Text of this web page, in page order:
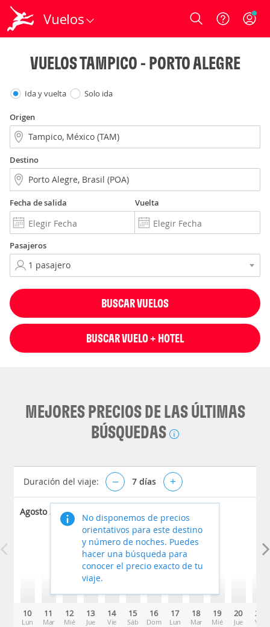
Vuelos Login
VUELOS TAMPICO - PORTO ALEGRE
Ida y vuelta Solo ida
Origen
Destino
Fecha de salida Vuelta
Pasajeros
BUSCAR VUELOS
BUSCAR VUELO + HOTEL
MEJORES PRECIOS DE LAS ÚLTIMAS
BÚSQUEDAS
Duración del viaje: – 7 días +
Agosto 2026
10
Lun
11
Mar
12
Mié
13
Jue
14
Vie
15
Sáb
16
Dom
17
Lun
18
Mar
19
Mié
20
Jue
21
Vie
No disponemos de precios
orientativos para este destino
y número de noches. Puedes
hacer una búsqueda para
conocer el precio exacto de tu
viaje.